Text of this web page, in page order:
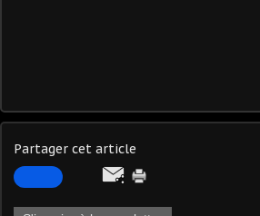
Partager cet article